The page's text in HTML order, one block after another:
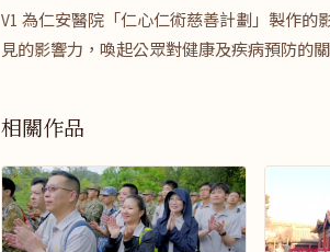
V1 為仁安醫院「仁心仁術慈善計劃」製作
見的影響力，喚起公眾對健康及疾病預防的關
相關作品